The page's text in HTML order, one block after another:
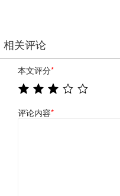
相关评论
本文评分*
评论内容*